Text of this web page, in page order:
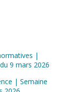
|
9 mars 2026
| Semaine